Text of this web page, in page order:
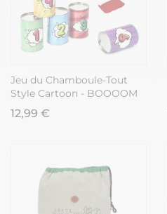
Jeu du Chamboule-Tout
Style Cartoon - BOOOOM
12,99 €